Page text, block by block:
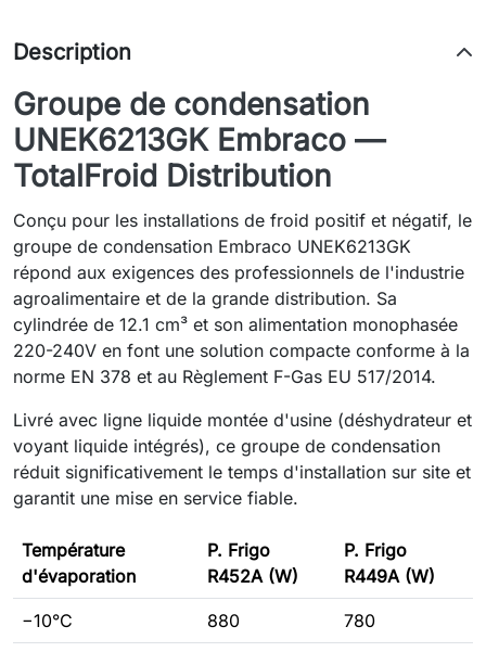
Description
Groupe de condensation
UNEK6213GK Embraco —
TotalFroid Distribution
Conçu pour les installations de froid positif et négatif, le
groupe de condensation Embraco UNEK6213GK
répond aux exigences des professionnels de l'industrie
agroalimentaire et de la grande distribution. Sa
cylindrée de 12.1 cm³ et son alimentation monophasée
220-240V en font une solution compacte conforme à la
norme EN 378 et au Règlement F-Gas EU 517/2014.
Livré avec ligne liquide montée d'usine (déshydrateur et
voyant liquide intégrés), ce groupe de condensation
réduit significativement le temps d'installation sur site et
garantit une mise en service fiable.
Température
d'évaporation
P. Frigo
R452A (W)
P. Frigo
R449A (W)
−10°C 880 780